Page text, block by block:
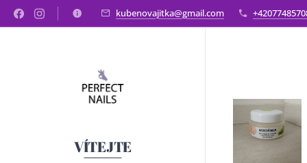
kubenovajitka@gmail.com
VÍTEJTE